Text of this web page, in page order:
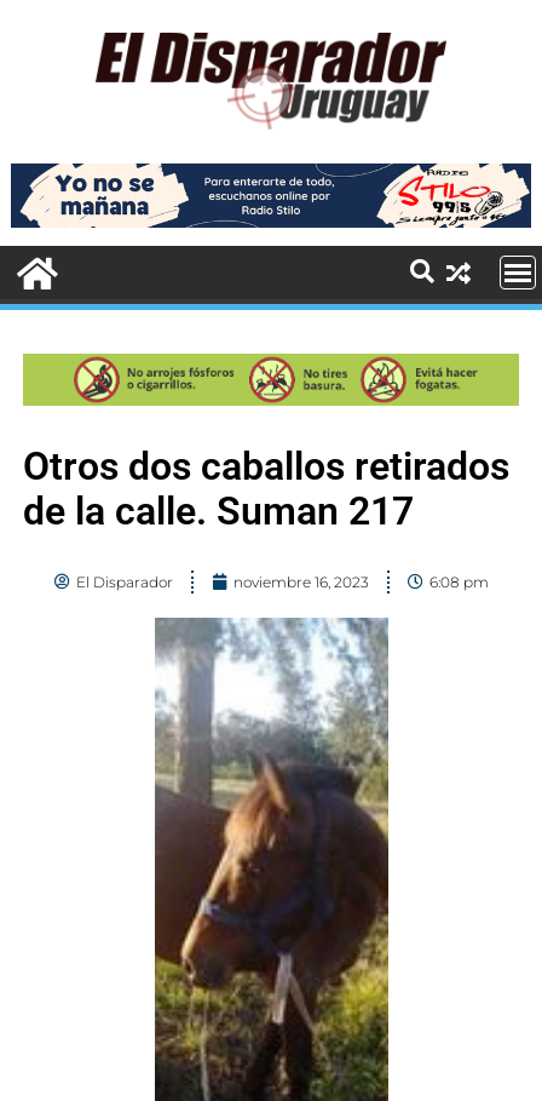
Otros dos caballos retirados
de la calle. Suman 217
El Disparador noviembre 16, 2023 6:08 pm